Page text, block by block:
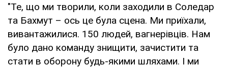
"Те, що ми творили, коли заходили в Соледар
та Бахмут – ось це була сцена. Ми приїхали,
вивантажилися. 150 людей, вагнерівців. Нам
було дано команду знищити, зачистити та
стати в оборону будь-якими шляхами. І ми